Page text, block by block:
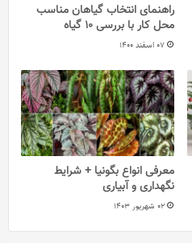
راهنمای انتخاب گیاهان مناسب
محل کار با بررسی 10 گیاه
07 اسفند 1400
معرفی انواع بگونیا + شرایط
نگهداری و آبیاری
02 شهریور 1403